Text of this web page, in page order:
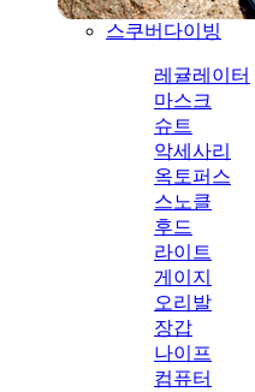
스쿠버다이빙
레귤레이터
마스크
슈트
악세사리
옥토퍼스
스노클
후드
라이트
게이지
오리발
장갑
나이프
컴퓨터